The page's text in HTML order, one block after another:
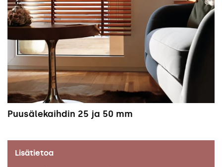
Puusälekaihdin 25 ja 50 mm
Lisätietoa